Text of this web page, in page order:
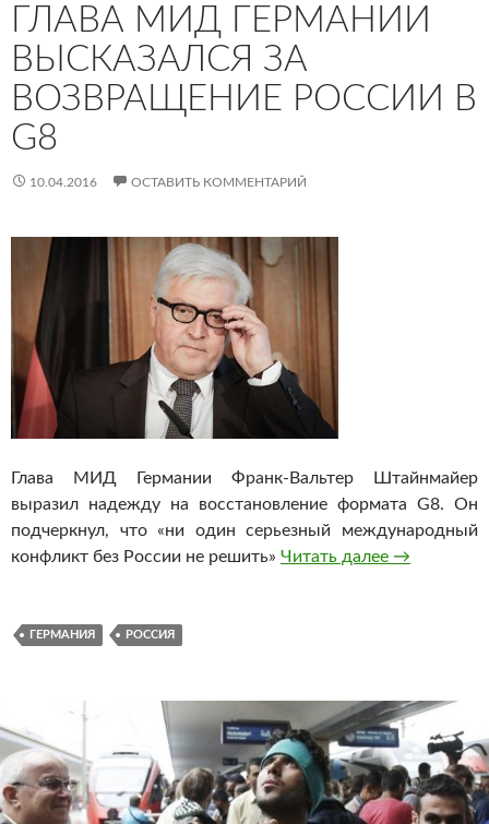
ГЛАВА МИД ГЕРМАНИИ
ВЫСКАЗАЛСЯ ЗА
ВОЗВРАЩЕНИЕ РОССИИ В
G8
10.04.2016 ОСТАВИТЬ КОММЕНТАРИЙ
Глава МИД Германии Франк-Вальтер Штайнмайер
выразил надежду на восстановление формата G8. Он
подчеркнул, что «ни один серьезный международный
конфликт без России не решить» Читать далее Глава МИД
→
ГЕРМАНИЯ РОССИЯ